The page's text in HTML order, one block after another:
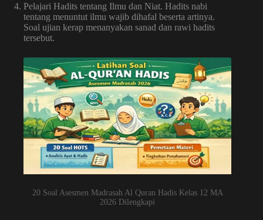
Pelajari Hadits tentang Ilmu dan Niat. Hadits nabi
tentang menuntut ilmu wajib dihafal beserta artinya.
Soal ujian kerap menanyakan sanad dan rawi hadits
tersebut.
20 Soal Asesmen Madrasah Al Quran Hadis Kelas 12 MA
2026 Dilengkapi